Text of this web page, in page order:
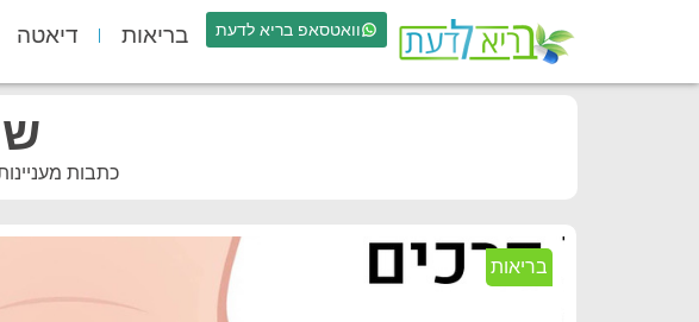
וואטסאפ בריא לדעת בריאות דיאטה
כתבות
בריאות